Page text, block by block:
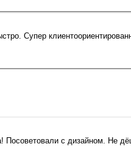
Супер
с дизайном. Не